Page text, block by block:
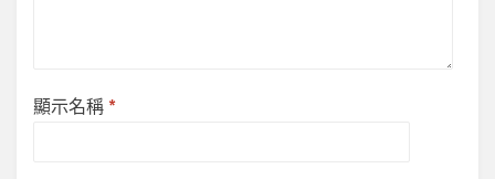
顯示名稱 *